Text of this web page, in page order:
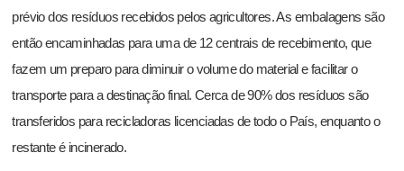
prévio dos resíduos recebidos pelos agricultores. As embalagens são
então encaminhadas para uma de 12 centrais de recebimento, que
fazem um preparo para diminuir o volume do material e facilitar o
transporte para a destinação final. Cerca de 90% dos resíduos são
transferidos para recicladoras licenciadas de todo o País, enquanto o
restante é incinerado.